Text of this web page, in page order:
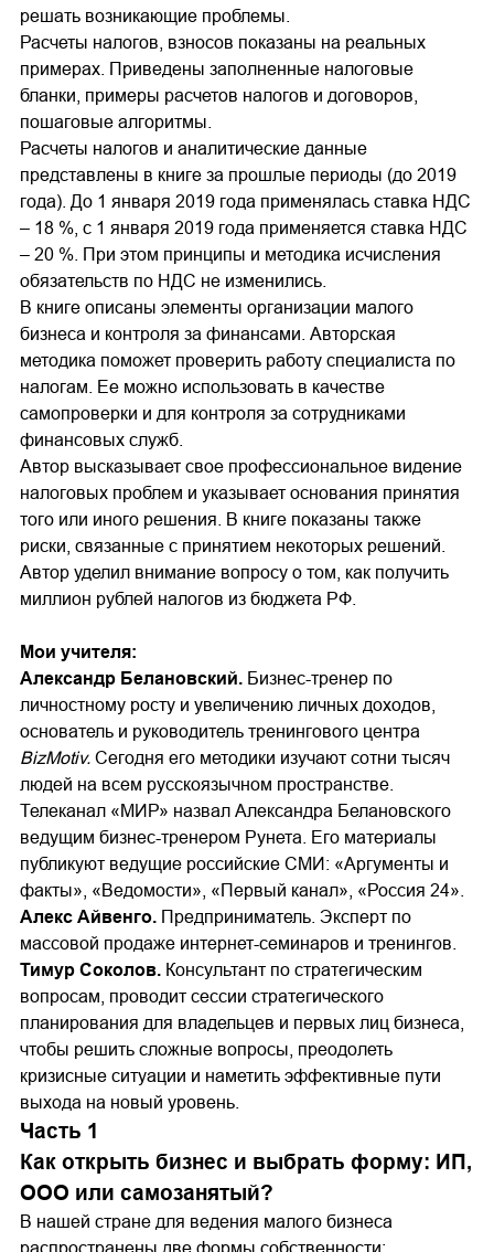
решать возникающие проблемы.
Расчеты налогов, взносов показаны на реальных
примерах. Приведены заполненные налоговые
бланки, примеры расчетов налогов и договоров,
пошаговые алгоритмы.
Расчеты налогов и аналитические данные
представлены в книге за прошлые периоды (до 2019
года). До 1 января 2019 года применялась ставка НДС
– 18 %, с 1 января 2019 года применяется ставка НДС
– 20 %. При этом принципы и методика исчисления
обязательств по НДС не изменились.
В книге описаны элементы организации малого
бизнеса и контроля за финансами. Авторская
методика поможет проверить работу специалиста по
налогам. Ее можно использовать в качестве
самопроверки и для контроля за сотрудниками
финансовых служб.
Автор высказывает свое профессиональное видение
налоговых проблем и указывает основания принятия
того или иного решения. В книге показаны также
риски, связанные с принятием некоторых решений.
Автор уделил внимание вопросу о том, как получить
миллион рублей налогов из бюджета РФ.
Мои учителя:
Александр Белановский. Бизнес-тренер по
личностному росту и увеличению личных доходов,
основатель и руководитель тренингового центра
BizMotiv. Сегодня его методики изучают сотни тысяч
людей на всем русскоязычном пространстве.
Телеканал «МИР» назвал Александра Белановского
ведущим бизнес-тренером Рунета. Его материалы
публикуют ведущие российские СМИ: «Аргументы и
факты», «Ведомости», «Первый канал», «Россия 24».
Алекс Айвенго. Предприниматель. Эксперт по
массовой продаже интернет-семинаров и тренингов.
Тимур Соколов. Консультант по стратегическим
вопросам, проводит сессии стратегического
планирования для владельцев и первых лиц бизнеса,
чтобы решить сложные вопросы, преодолеть
кризисные ситуации и наметить эффективные пути
выхода на новый уровень.
Часть 1
Как открыть бизнес и выбрать форму: ИП,
ООО или самозанятый?
В нашей стране для ведения малого бизнеса
распространены две формы собственности: